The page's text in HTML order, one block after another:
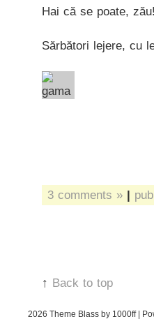
Hai că se poate, zău!
Sărbători lejere, cu
3 comments » |
↑ Back to top
2026 Theme Blass by 1000ff |